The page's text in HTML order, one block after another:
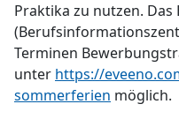
Praktika zu nutzen. Das
Terminen
unter https://
sommerferien möglich.